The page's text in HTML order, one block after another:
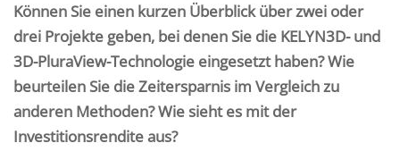
Können Sie einen kurzen Überblick über zwei oder
drei Projekte geben, bei denen Sie die KELYN3D- und
3D-PluraView-Technologie eingesetzt haben? Wie
beurteilen Sie die Zeitersparnis im Vergleich zu
anderen Methoden? Wie sieht es mit der
Investitionsrendite aus?